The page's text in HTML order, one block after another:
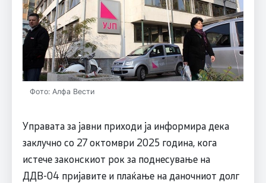
Фото: Алфа Вести
Управата за јавни приходи ја информира дека
заклучно со 27 октомври 2025 година, кога
истече законскиот рок за поднесување на
ДДВ-04 пријавите и плаќање на даночниот долг